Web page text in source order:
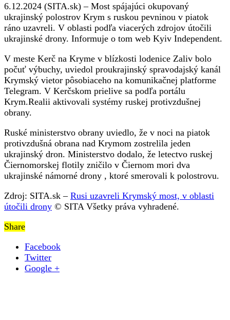
6.12.2024 (SITA.sk) – Most spájajúci okupovaný
ukrajinský polostrov Krym s ruskou pevninou v piatok
ráno uzavreli. V oblasti podľa viacerých zdrojov útočili
ukrajinské drony. Informuje o tom web Kyiv Independent.
V meste Kerč na Kryme v blízkosti lodenice Zaliv bolo
počuť výbuchy, uviedol proukrajinský spravodajský kanál
Krymský vietor pôsobiaceho na komunikačnej platforme
Telegram. V Kerčskom prielive sa podľa portálu
Krym.Realii aktivovali systémy ruskej protivzdušnej
obrany.
Ruské ministerstvo obrany uviedlo, že v noci na piatok
protivzdušná obrana nad Krymom zostrelila jeden
ukrajinský dron. Ministerstvo dodalo, že letectvo ruskej
Čiernomorskej flotily zničilo v Čiernom mori dva
ukrajinské námorné drony , ktoré smerovali k polostrovu.
Zdroj: SITA.sk – Rusi uzavreli Krymský most, v oblasti
útočili drony © SITA Všetky práva vyhradené.
Share
Facebook
Twitter
Google +